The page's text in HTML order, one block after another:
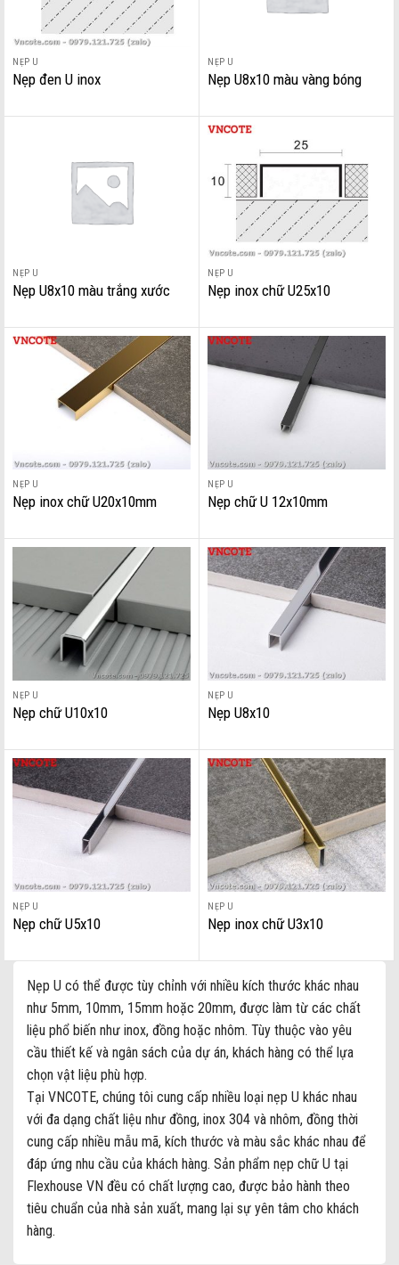
NẸP U
Nẹp đen U inox
NẸP U
Nẹp U8x10 màu vàng bóng
NẸP U
Nẹp U8x10 màu trắng xước
NẸP U
Nẹp inox chữ U25x10
NẸP U
Nẹp inox chữ U20x10mm
NẸP U
Nẹp chữ U 12x10mm
NẸP U
Nẹp chữ U10x10
NẸP U
Nẹp U8x10
NẸP U
Nẹp chữ U5x10
NẸP U
Nẹp inox chữ U3x10
Nẹp U có thể được tùy chỉnh với nhiều kích thước khác nhau
như 5mm, 10mm, 15mm hoặc 20mm, được làm từ các chất
liệu phổ biến như inox, đồng hoặc nhôm. Tùy thuộc vào yêu
cầu thiết kế và ngân sách của dự án, khách hàng có thể lựa
chọn vật liệu phù hợp.
Tại VNCOTE, chúng tôi cung cấp nhiều loại nẹp U khác nhau
với đa dạng chất liệu như đồng, inox 304 và nhôm, đồng thời
cung cấp nhiều mẫu mã, kích thước và màu sắc khác nhau để
đáp ứng nhu cầu của khách hàng. Sản phẩm nẹp chữ U tại
Flexhouse VN đều có chất lượng cao, được bảo hành theo
tiêu chuẩn của nhà sản xuất, mang lại sự yên tâm cho khách
hàng.